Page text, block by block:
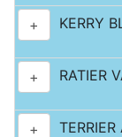
+ KERRY
+ RATIER
+